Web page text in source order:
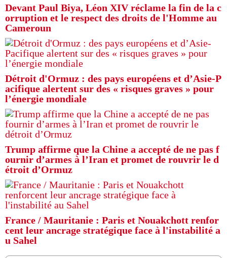
Devant Paul Biya, Léon XIV réclame la fin de la c
orruption et le respect des droits de l'Homme au
Cameroun
Détroit d'Ormuz : des pays européens et d’Asie-P
acifique alertent sur des « risques graves » pour
l’énergie mondiale
Trump affirme que la Chine a accepté de ne pas f
ournir d’armes à l’Iran et promet de rouvrir le d
étroit d’Ormuz
France / Mauritanie : Paris et Nouakchott renfor
cent leur ancrage stratégique face à l'instabilité a
u Sahel